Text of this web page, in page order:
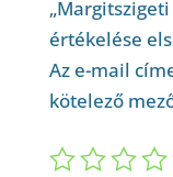
„Margitszigeti
értékelése
Az e-mail
kötelező